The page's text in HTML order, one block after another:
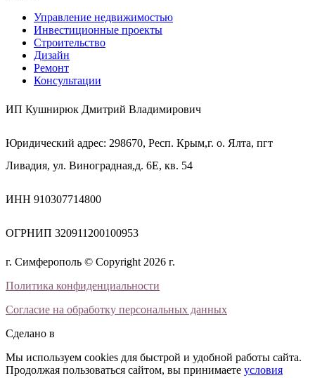
Управление недвижимостью
Инвестиционные проекты
Строительство
Дизайн
Ремонт
Консультации
ИП Кушнирюк Дмитрий Владимирович
Юридический адрес: 298670, Респ. Крым,г. о. Ялта, пгт
Ливадия, ул. Виноградная,д. 6Е, кв. 54
ИНН 910307714800
ОГРНИП 320911200100953
г. Симферополь © Copyright 2026 г.
Политика конфиденциальности
Согласие на обработку персональных данных
Сделано в
Мы используем cookies для быстрой и удобной работы сайта.
Продолжая пользоваться сайтом, вы принимаете условия